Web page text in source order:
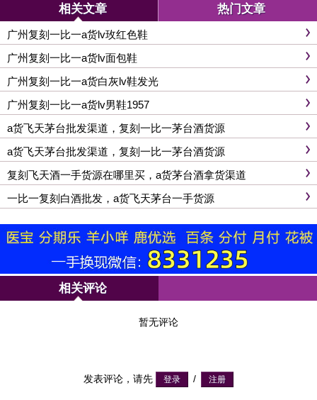
相关文章 热门文章
广州复刻一比一a货lv玫红色鞋
广州复刻一比一a货lv面包鞋
广州复刻一比一a货白灰lv鞋发光
广州复刻一比一a货lv男鞋1957
a货飞天茅台批发渠道，复刻一比一茅台酒货源
a货飞天茅台批发渠道，复刻一比一茅台酒货源
复刻飞天酒一手货源在哪里买，a货茅台酒拿货渠道
一比一复刻白酒批发，a货飞天茅台一手货源
相关评论
暂无评论
发表评论，请先 /